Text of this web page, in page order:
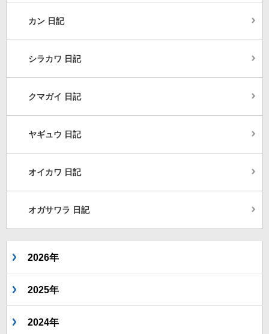
カン 日記
シラカワ 日記
クマガイ 日記
ヤギュウ 日記
オイカワ 日記
オガサワラ 日記
2026年
2025年
2024年